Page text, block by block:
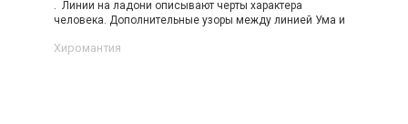
. Линии на ладони описывают черты характера
человека. Дополнительные узоры между линией Ума и
Хиромантия